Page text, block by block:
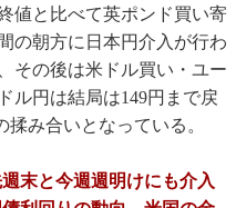
値と比べて英ポンド買い寄
の朝方に日本円介入が行わ
その後は米ドル買い・ユー
ル円は結局は149円まで戻
揉み合いとなっている。
末と今週週明けにも介入